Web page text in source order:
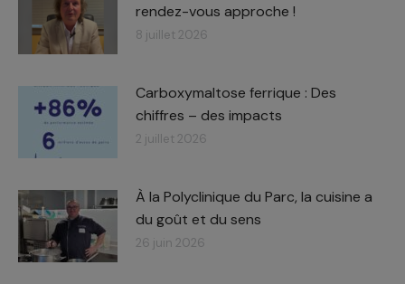
rendez-vous approche !
8 juillet 2026
Carboxymaltose ferrique : Des
chiffres – des impacts​
2 juillet 2026
À la Polyclinique du Parc, la cuisine a
du goût et du sens
26 juin 2026